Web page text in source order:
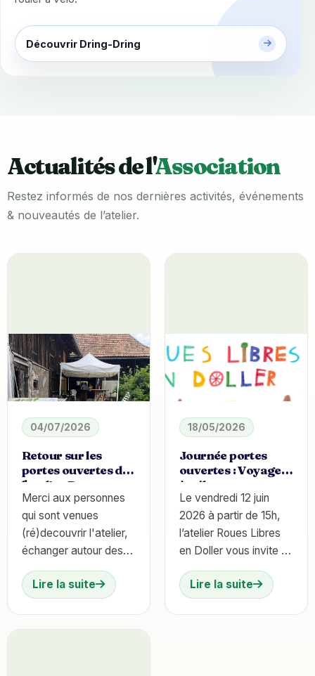
Découvrir Dring-Dring
Actualités de l'Association
Restez informés de nos dernières activités, événements
& nouveautés de l’atelier.
04/07/2026
Retour sur les
portes ouvertes de
l'atelier Roues
Libres
Merci aux personnes
qui sont venues
(ré)decouvrir l'atelier,
échanger autour des
mobilités douces et
partager un moment
convivial avec nous.
Lire la suite
18/05/2026
Journée portes
ouvertes : Voyager
à vélo
Le vendredi 12 juin
2026 à partir de 15h,
l’atelier Roues Libres
en Doller vous invite à
une journée portes
ouvertes autour du
thème "Voyager à
Lire la suite